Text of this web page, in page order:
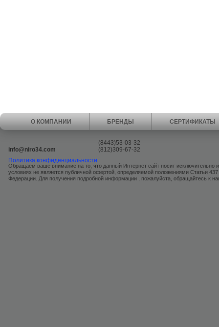
О КОМПАНИИ БРЕНДЫ СЕРТИФИКАТЫ
info@niro34.com
(8443)53-03-32
(812)309-67-32
Политика конфиденциальности
Обращаем ваше внимание на то, что данный Интернет сайт носит исключительно
условиях не является публичной офертой, определяемой положениями Статьи 437
Федерации. Для получения подробной информации , пожалуйста, обращайтесь к